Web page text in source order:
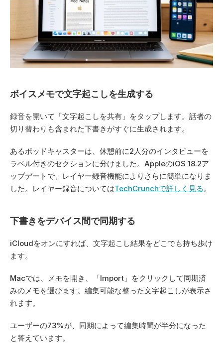
ボイスメモで文字起こしを生成する
録音を開いて「文字起こしを共有」をタップします。話者の
切り替わりも含まれた下書きがすぐに生成されます。
あるポッドキャスターは、休憩前に2人分のインタビューを
ラベル付きのセクションに分けました。AppleのiOS 18.2ア
ップデートで、レイヤー録音機能によりさらに簡単になりま
した。レイヤー録音についてはTechCrunchで詳しく見る。
下書きをデバイス間で同期する
iCloudをオンにすれば、文字起こし結果をどこでも持ち歩け
ます。
Macでは、メモを開き、「Import」をクリックして同期済
みのメモを選びます。編集可能な整った文字起こしが表示さ
れます。
ユーザーの73%が、同期によって編集時間が半分になった
と答えています。